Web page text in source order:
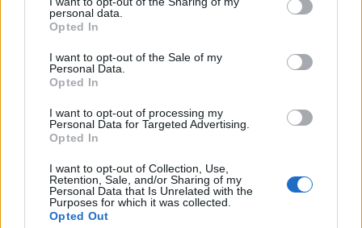
grant or deny consent to Google and its third-party tags to
use your data for below specified purposes in below Google
consent section.
personal data.
Opted In
I want to opt-out of the Sale of my
Personal Data.
Opted In
I want to opt-out of processing my
Personal Data for Targeted Advertising.
Opted In
I want to opt-out of Collection, Use,
Retention, Sale, and/or Sharing of my
Personal Data that Is Unrelated with the
Purposes for which it was collected.
Opted Out
Η εφαρμογή ξεκινάει με πολτοποίηση των καρπών και
την τοποθέτηση τους σε ειδική συσκευή. Με τη χρήση